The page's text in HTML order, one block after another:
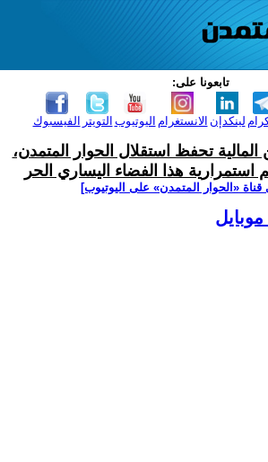
تابعونا على:
الفيسبوك التويتر اليوتيوب الانستغرام لينكدإن
المالية تحفظ استقلال الحوار المتمدن،
هذا الفضاء اليساري الحر
‫«الحوار المتمدن» على اليوتيوب]